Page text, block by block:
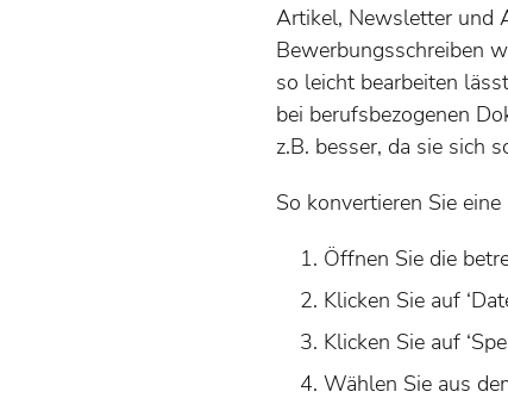
Artikel, Newsletter und
Bewerbungsschreiben
so leicht bearbeiten
bei berufsbezogenen
z.B. besser, da sie sich
So konvertieren Sie
Öffnen Sie die
Klicken Sie auf
Klicken Sie auf
Wählen Sie aus